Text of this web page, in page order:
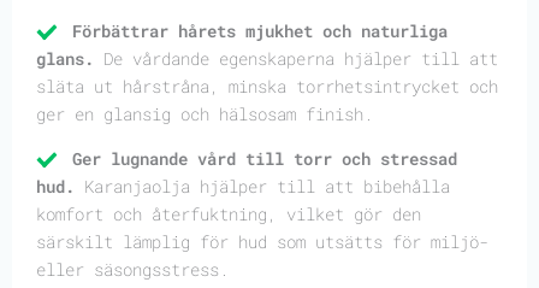
Förbättrar hårets mjukhet och naturliga
glans. De vårdande egenskaperna hjälper till att
släta ut hårstråna, minska torrhetsintrycket och
ger en glansig och hälsosam finish.
Ger lugnande vård till torr och stressad
hud. Karanjaolja hjälper till att bibehålla
komfort och återfuktning, vilket gör den
särskilt lämplig för hud som utsätts för miljö-
eller säsongsstress.